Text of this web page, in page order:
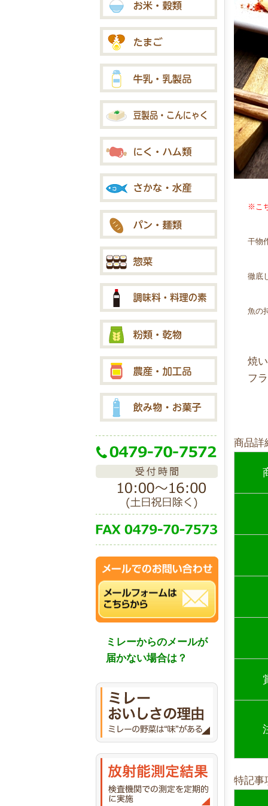
ミレーからのメールが
届かない場合は？
※こ
干物
徹底
魚の
焼
フ
商品詳
特記事